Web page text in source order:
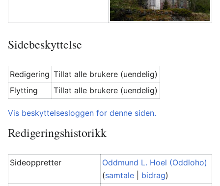
Sidebeskyttelse
Redigering Tillat alle brukere (uendelig)
Flytting
Tillat alle brukere (uendelig)
Vis beskyttelsesloggen for denne siden.
Redigeringshistorikk
Sideoppretter
Oddmund L. Hoel (Oddloho)
(samtale bidrag)